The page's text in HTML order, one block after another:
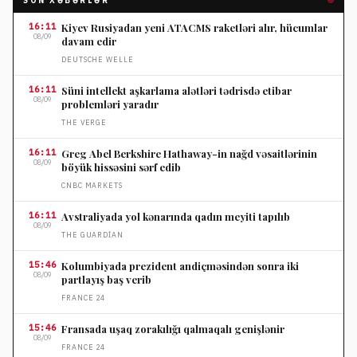
16:11
08/09
Kiyev Rusiyadan yeni ATACMS raketləri alır, hücumlar
davam edir
DEUTSCHE WELLE
16:11
08/09
Süni intellekt aşkarlama alətləri tədrisdə etibar
problemləri yaradır
THE VERGE
16:11
08/09
Greg Abel Berkshire Hathaway-in nağd vəsaitlərinin
böyük hissəsini sərf edib
CNBC MARKETS
16:11
08/09
Avstraliyada yol kənarında qadın meyiti tapılıb
THE GUARDIAN
15:46
08/09
Kolumbiyada prezident andiçməsindən sonra iki
partlayış baş verib
FRANCE 24
15:46
08/09
Fransada uşaq zorakılığı qalmaqalı genişlənir
FRANCE 24